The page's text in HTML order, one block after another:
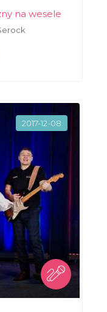
na wesele
2017-12-08